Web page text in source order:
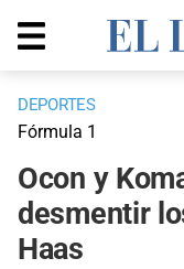
DEPORTES
Fórmula 1
Ocon y
desmentir
Haas